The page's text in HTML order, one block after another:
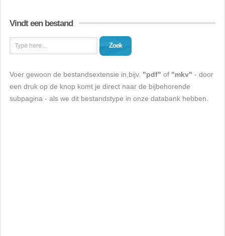
Vindt een bestand
Zoek
Voer gewoon de bestandsextensie in,bijv. "pdf" of "mkv" - door
een druk op de knop komt je direct naar de bijbehorende
subpagina - als we dit bestandstype in onze databank hebben.